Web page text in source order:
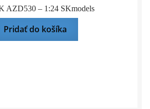
AZD530 – 1:24 SKmodels
Pridať do košíka